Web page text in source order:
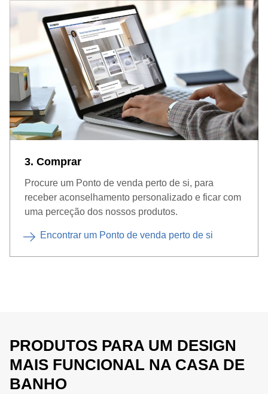
3. Comprar
Procure um Ponto de venda perto de si, para
receber aconselhamento personalizado e ficar com
uma perceção dos nossos produtos.
Encontrar um Ponto de venda perto de si
PRODUTOS PARA UM DESIGN
MAIS FUNCIONAL NA CASA DE
BANHO